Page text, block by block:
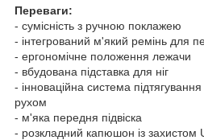
Переваги:
- сумісність з ручною поклажею
- інтегрований м'який ремінь для
- ергономічне положення лежачи
- вбудована підставка для ніг
- інноваційна система
рухом
- м'яка передня підвіска
- розкладний капюшон із захистом